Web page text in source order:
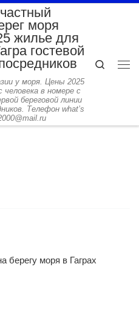
моря
жилье для
гостевой
у моря. Цены 2025
человека в номере с
береговой линии
Телефон what’s
Search
берегу моря в Гаграх